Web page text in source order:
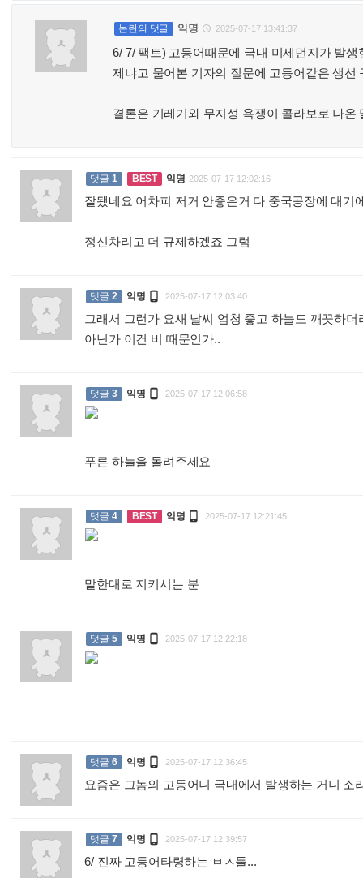
논란의 댓글 익명  2025-07-17 13:41:37
6/ 7/ 팩트) 고등어때문에 국내 미세먼지가 발
제냐고 물어본 기자의 질문에 고등어같은 생
결론은 기레기와 무지성 욕쟁이 콜라보로 나온
댓글 1 BEST 익명 2025-07-17 12:02:16
잘됐네요 어차피 저거 안좋은거 다 중국공장에 대기
정신차리고 더 규제하겠죠 그럼
댓글 2 익명  2025-07-17 12:03:40
그래서 그런가 요새 날씨 엄청 좋고 하늘도 깨끗하더
아닌가 이건 비 때문인가..
댓글 3 익명  2025-07-17 12:06:58
푸른 하늘을 돌려주세요
댓글 4 BEST 익명  2025-07-17 12:21:45
말한대로 지키시는 분
댓글 5 익명  2025-07-17 12:22:18
댓글 6 익명  2025-07-17 12:36:45
요즘은 그놈의 고등어니 국내에서 발생하는 거니 소
댓글 7 익명  2025-07-17 12:39:57
6/ 진짜 고등어타령하는 ㅂㅅ들...